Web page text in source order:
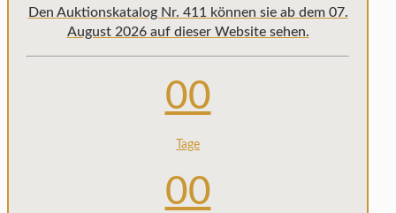
Den Auktionskatalog Nr. 411 können sie ab dem 07.
August 2026 auf dieser Website sehen.
00
Tage
00